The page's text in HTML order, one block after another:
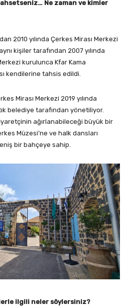
Ne zaman ve kimler
2010 yılında Çerkes Mirası Merkezi
kişiler tarafından 2007 yılında
kurulunca Kfar Kama
kendilerine tahsis edildi.
Mirası Merkezi 2019 yılında
belediye tarafından yönetiliyor.
ağırlanabileceği büyük bir
Müzesi’ne ve halk dansları
bir bahçeye sahip.
ilgili neler söylersiniz?